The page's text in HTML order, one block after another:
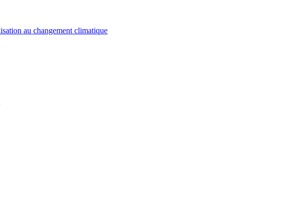
au changement climatique